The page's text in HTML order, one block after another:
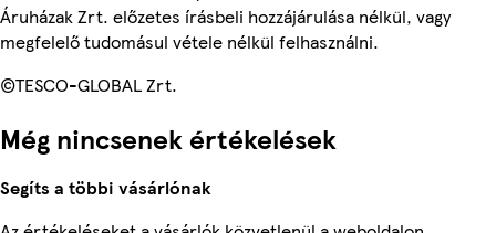
Áruházak Zrt. előzetes írásbeli hozzájárulása nélkül, vagy
megfelelő tudomásul vétele nélkül felhasználni.
©TESCO-GLOBAL Zrt.
Még nincsenek értékelések
Segíts a többi vásárlónak